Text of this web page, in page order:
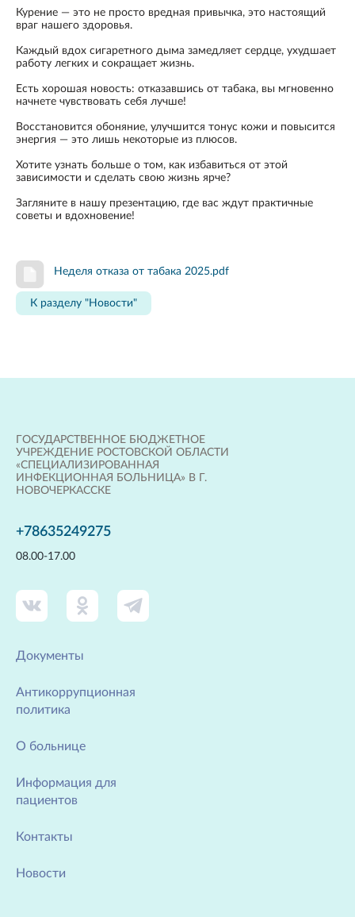
Курение — это не просто вредная привычка, это настоящий
враг нашего здоровья.
Каждый вдох сигаретного дыма замедляет сердце, ухудшает
работу легких и сокращает жизнь.
Есть хорошая новость: отказавшись от табака, вы мгновенно
начнете чувствовать себя лучше!
Восстановится обоняние, улучшится тонус кожи и повысится
энергия — это лишь некоторые из плюсов.
Хотите узнать больше о том, как избавиться от этой
зависимости и сделать свою жизнь ярче?
Загляните в нашу презентацию, где вас ждут практичные
советы и вдохновение!
Неделя отказа от табака 2025.pdf
К разделу "Новости"
ГОСУДАРСТВЕННОЕ БЮДЖЕТНОЕ
УЧРЕЖДЕНИЕ РОСТОВСКОЙ ОБЛАСТИ
«СПЕЦИАЛИЗИРОВАННАЯ
ИНФЕКЦИОННАЯ БОЛЬНИЦА» В Г.
НОВОЧЕРКАССКЕ
+78635249275
08.00-17.00
Документы
Антикоррупционная
политика
О больнице
Информация для
пациентов
Контакты
Новости